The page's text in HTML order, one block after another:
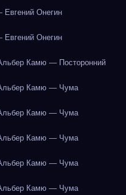
Онегин
Онегин
Камю — Посторонний
Камю — Чума
Камю — Чума
Камю — Чума
Камю — Чума
Камю — Чума